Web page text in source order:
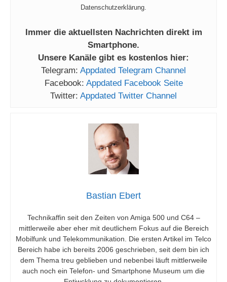
Datenschutzerklärung.
Immer die aktuellsten Nachrichten direkt im
Smartphone.
Unsere Kanäle gibt es kostenlos hier:
Telegram: Appdated Telegram Channel
Facebook: Appdated Facebook Seite
Twitter: Appdated Twitter Channel
Bastian Ebert
Technikaffin seit den Zeiten von Amiga 500 und C64 –
mittlerweile aber eher mit deutlichem Fokus auf die Bereich
Mobilfunk und Telekommunikation. Die ersten Artikel im Telco
Bereich habe ich bereits 2006 geschrieben, seit dem bin ich
dem Thema treu geblieben und nebenbei läuft mittlerweile
auch noch ein Telefon- und Smartphone Museum um die